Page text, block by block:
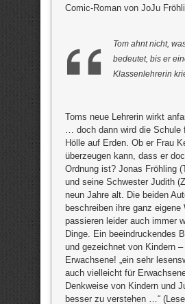
Comic-Roman von JoJu
Tom ahnt nicht,
bedeutet, bis er
Klassenlehrerin
Toms neue Lehrerin wirkt
… doch dann wird die Schule
Hölle auf Erden. Ob er Frau
überzeugen kann, dass er
Ordnung ist? Jonas Fröhling
und seine Schwester Judith
neun Jahre alt. Die beiden
beschreiben ihre ganz eigene
passieren leider auch immer
Dinge. Ein beeindruckendes
und gezeichnet von Kindern
Erwachsene! „ein sehr
auch vielleicht für
Denkweise von Kindern und
besser zu verstehen …“